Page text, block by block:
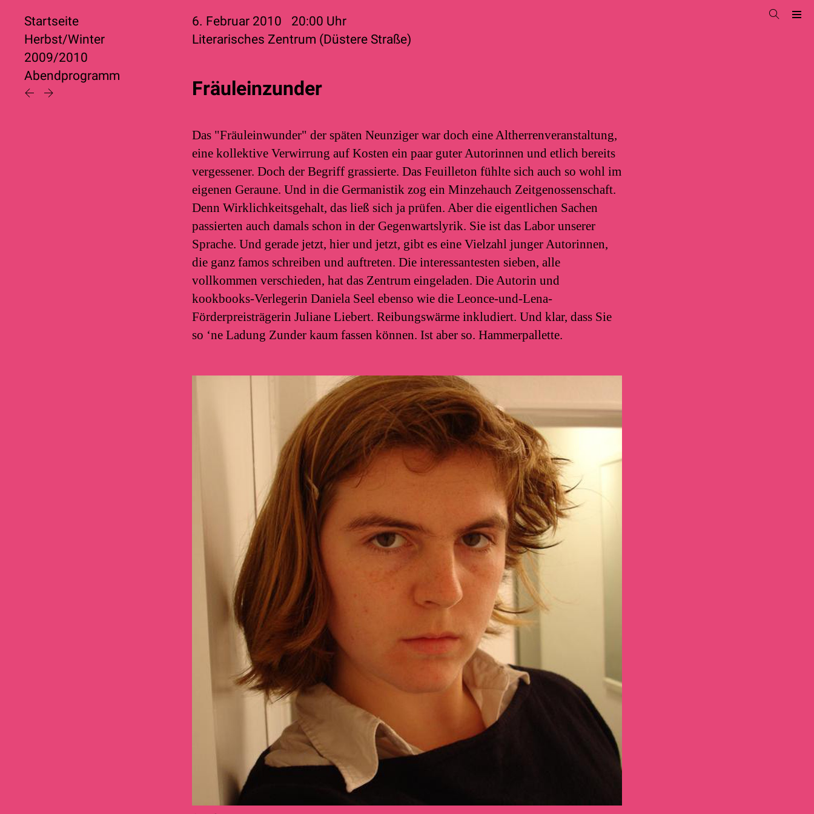
Startseite
Herbst/Winter
2009/2010
Abendprogramm
6. Februar 2010 20:00 Uhr
Literarisches Zentrum (Düstere Straße)
Fräuleinzunder
Das "Fräuleinwunder" der späten Neunziger war doch eine Altherrenveranstaltung,
eine kollektive Verwirrung auf Kosten ein paar guter Autorinnen und etlich bereits
vergessener. Doch der Begriff grassierte. Das Feuilleton fühlte sich auch so wohl im
eigenen Geraune. Und in die Germanistik zog ein Minzehauch Zeitgenossenschaft.
Denn Wirklichkeitsgehalt, das ließ sich ja prüfen. Aber die eigentlichen Sachen
passierten auch damals schon in der Gegenwartslyrik. Sie ist das Labor unserer
Sprache. Und gerade jetzt, hier und jetzt, gibt es eine Vielzahl junger Autorinnen,
die ganz famos schreiben und auftreten. Die interessantesten sieben, alle
vollkommen verschieden, hat das Zentrum eingeladen. Die Autorin und
kookbooks-Verlegerin Daniela Seel ebenso wie die Leonce-und-Lena-
Förderpreisträgerin Juliane Liebert. Reibungswärme inkludiert. Und klar, dass Sie
so ‘ne Ladung Zunder kaum fassen können. Ist aber so. Hammerpallette.